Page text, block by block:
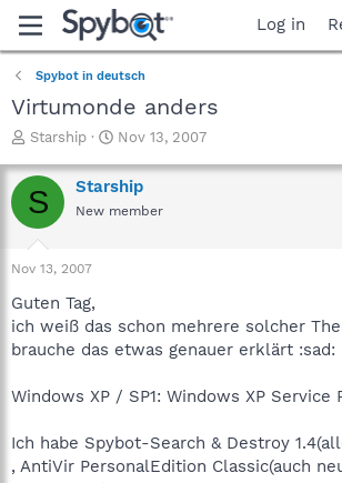
Log in
Spybot in deutsch
Virtumonde anders
T
r
e
a
t
a
t
e
Starship
S
a
r
t
Nov 13, 2007
S Starship
New member
Nov 13, 2007
Guten Tag,
ich weiß das schon mehrere solcher
brauche das etwas genauer erklärt :sad:
Windows XP / SP1: Windows XP Service
Ich habe Spybot-Search & Destroy
, AntiVir PersonalEdition Classic(auch